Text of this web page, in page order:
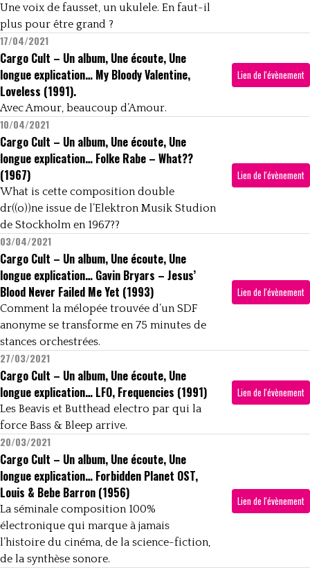
Une voix de fausset, un ukulele. En faut-il
plus pour être grand ?
17/04/2021
Cargo Cult – Un album, Une écoute, Une
longue explication… My Bloody Valentine,
Loveless (1991).
Avec Amour, beaucoup d’Amour.
Lien de l'évènement
10/04/2021
Cargo Cult – Un album, Une écoute, Une
longue explication… Folke Rabe – What??
(1967)
What is cette composition double
dr((o))ne issue de l’Elektron Musik Studion
de Stockholm en 1967??
Lien de l'évènement
03/04/2021
Cargo Cult – Un album, Une écoute, Une
longue explication… Gavin Bryars – Jesus’
Blood Never Failed Me Yet (1993)
Comment la mélopée trouvée d’un SDF
anonyme se transforme en 75 minutes de
stances orchestrées.
Lien de l'évènement
27/03/2021
Cargo Cult – Un album, Une écoute, Une
longue explication… LFO, Frequencies (1991)
Les Beavis et Butthead electro par qui la
force Bass & Bleep arrive.
Lien de l'évènement
20/03/2021
Cargo Cult – Un album, Une écoute, Une
longue explication… Forbidden Planet OST,
Louis & Bebe Barron (1956)
La séminale composition 100%
électronique qui marque à jamais
l’histoire du cinéma, de la science-fiction,
de la synthèse sonore.
Lien de l'évènement